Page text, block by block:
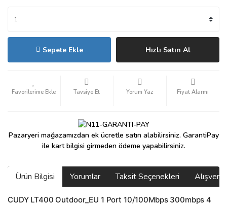
Sepete Ekle Hızlı Satın Al
Tavsiye Et Yorum Yaz Fiyat Alarmı
Pazaryeri mağazamızdan ek ücretle satın alabilirsiniz. GarantiPay
ile kart bilgisi girmeden ödeme yapabilirsiniz.
Ürün Bilgisi Yorumlar Taksit Seçenekleri
CUDY LT400 Outdoor_EU 1 Port 10/100Mbps 300mbps 4